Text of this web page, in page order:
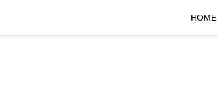
HOME